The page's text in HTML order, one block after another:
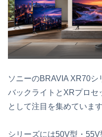
ソニーのBRAVIA XR70
バックライトとXRプロセ
として注目を集めています
シリーズには50V型・